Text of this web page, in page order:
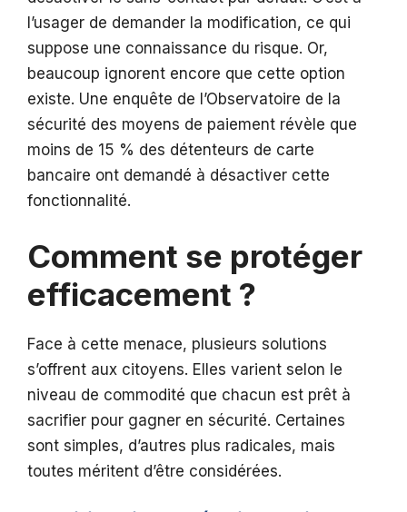
l’usager de demander la modification, ce qui
suppose une connaissance du risque. Or,
beaucoup ignorent encore que cette option
existe. Une enquête de l’Observatoire de la
sécurité des moyens de paiement révèle que
moins de 15 % des détenteurs de carte
bancaire ont demandé à désactiver cette
fonctionnalité.
Comment se protéger
efficacement ?
Face à cette menace, plusieurs solutions
s’offrent aux citoyens. Elles varient selon le
niveau de commodité que chacun est prêt à
sacrifier pour gagner en sécurité. Certaines
sont simples, d’autres plus radicales, mais
toutes méritent d’être considérées.